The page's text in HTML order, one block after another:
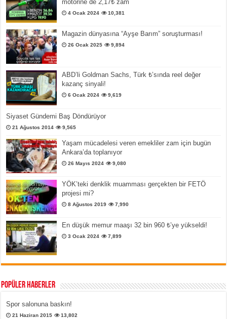
motorine de 2,17₺ zam
4 Ocak 2024 10,381
Magazin dünyasına “Ayşe Barım” soruşturması!
26 Ocak 2025 9,894
ABD’li Goldman Sachs, Türk ₺’sında reel değer
kazanç sinyali!
6 Ocak 2024 9,619
Siyaset Gündemi Baş Döndürüyor
21 Ağustos 2014 9,565
Yaşam mücadelesi veren emekliler zam için bugün
Ankara’da toplanıyor
26 Mayıs 2024 9,080
YÖK’teki denklik muamması gerçekten bir FETÖ
projesi mi?
8 Ağustos 2019 7,990
En düşük memur maaşı 32 bin 960 ₺’ye yükseldi!
3 Ocak 2024 7,899
Popüler Haberler
Spor salonuna baskın!
21 Haziran 2015 13,802